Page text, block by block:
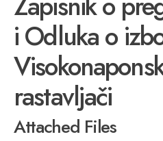
i Odluka o
rastavljači
Attached Files